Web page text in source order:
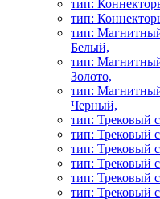
тип:
тип:
тип:
Белый,
тип:
Золото,
тип:
Черный,
тип: Трековый
тип: Трековый
тип: Трековый
тип: Трековый
тип: Трековый
тип: Трековый